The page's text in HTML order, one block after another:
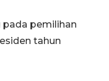
pada pemilihan
tahun